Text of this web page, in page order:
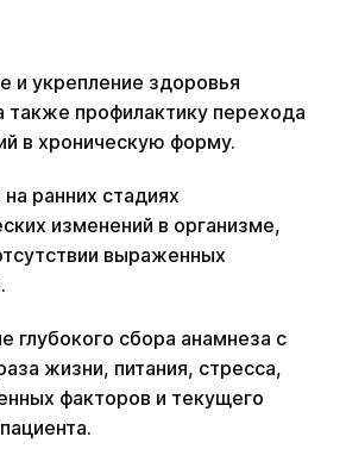
и укрепление здоровья
также профилактику перехода
в хроническую форму.
ранних стадиях
изменений в организме,
выраженных
глубокого сбора анамнеза с
жизни, питания, стресса,
факторов и текущего